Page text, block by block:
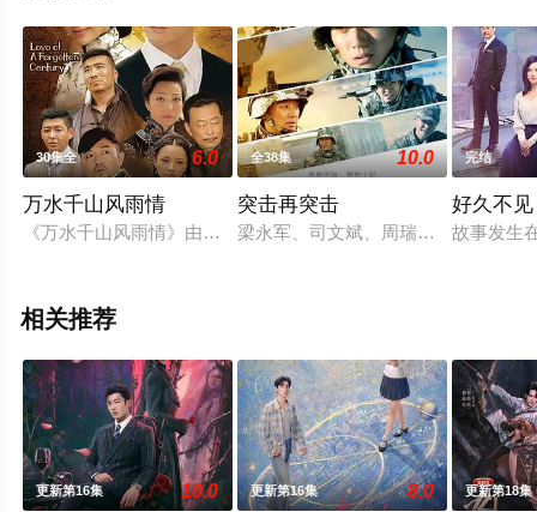
30集全 6.0
万水千山风雨情
《万水千山风雨情》由香港著名导演蔡晶盛导演，贾伟南编剧
全38集 10.0
突击再突击
梁永军、司文斌、周瑞麒三名生长环
完结
好久不见
故事发生
相关推荐
更新第16集 10.0 更新第16集 8.0 更新第18集